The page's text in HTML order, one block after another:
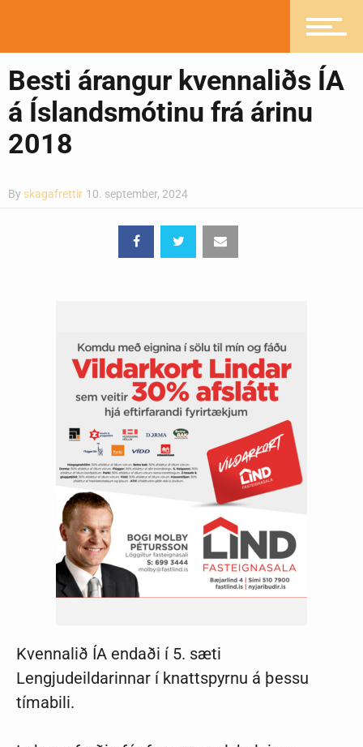
Ljósmyndasafn
Besti árangur kvennaliðs ÍA
á Íslandsmótinu frá árinu
2018
By skagafrettir 10. september, 2024
Kvennalið ÍA endaði í 5. sæti
Lengjudeildarinnar í knattspyrnu á þessu
tímabili.